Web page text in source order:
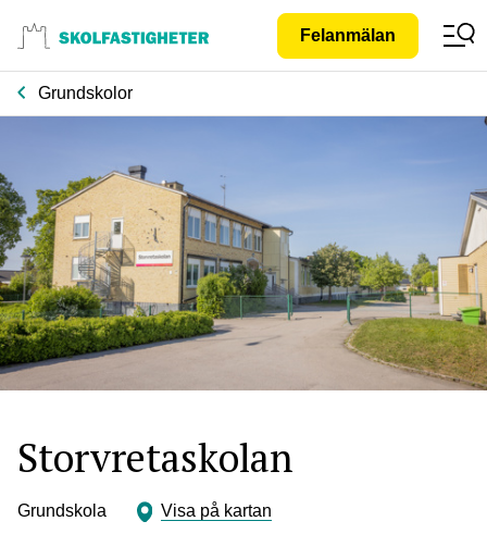
Gå till
innehåll
Felanmälan
Grundskolor
Storvretaskolan
Grundskola Visa på kartan